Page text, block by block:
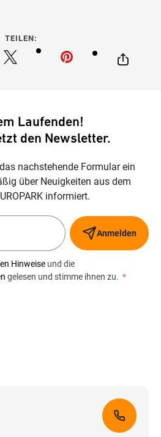
TEILEN:
Laufenden!
den Newsletter.
nachstehende Formular ein
über Neuigkeiten aus dem
informiert.
Anmelden
Hinweise und die
gelesen und stimme ihnen zu. *